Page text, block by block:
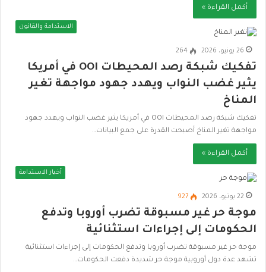
أكمل القراءة »
الاستدامة والقانون
26 يونيو، 2026 264
تفكيك شبكة رصد المحيطات OOI في أمريكا
يثير غضب النواب ويهدد جهود مواجهة تغير
المناخ
تفكيك شبكة رصد المحيطات OOI في أمريكا يثير غضب النواب ويهدد جهود
مواجهة تغير المناخ أصبحت القدرة على جمع البيانات…
أكمل القراءة »
أخبار الاستدامة
22 يونيو، 2026 927
موجة حر غير مسبوقة تضرب أوروبا وتدفع
الحكومات إلى إجراءات استثنائية
موجة حر غير مسبوقة تضرب أوروبا وتدفع الحكومات إلى إجراءات استثنائية
تشهد عدة دول أوروبية موجة حر شديدة دفعت الحكومات…